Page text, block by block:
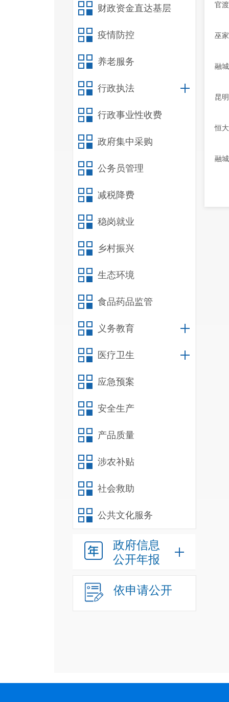
财政资金直达基层
疫情防控
养老服务
行政执法
行政事业性收费
政府集中采购
公务员管理
减税降费
稳岗就业
乡村振兴
生态环境
食品药品监管
义务教育
医疗卫生
应急预案
安全生产
产品质量
涉农补贴
社会救助
公共文化服务
政府信息
公开年报
依申请公开
官
巫
融
昆
恒
融